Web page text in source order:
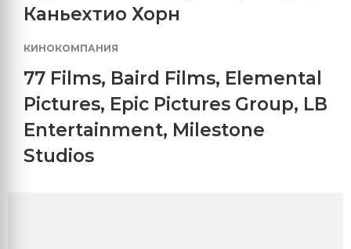
Каньехтио Хорн
КИНОКОМПАНИЯ
77 Films, Baird Films, Elemental
Pictures, Epic Pictures Group, LB
Entertainment, Milestone
Studios